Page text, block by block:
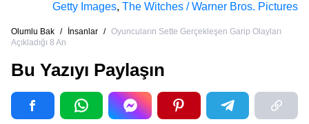
Getty Images, The Witches / Warner Bros. Pictures
Olumlu Bak / İnsanlar / Oyuncuların Sette Gerçekleşen Garip Olayları
Açıkladığı 8 An
Bu Yazıyı Paylaşın